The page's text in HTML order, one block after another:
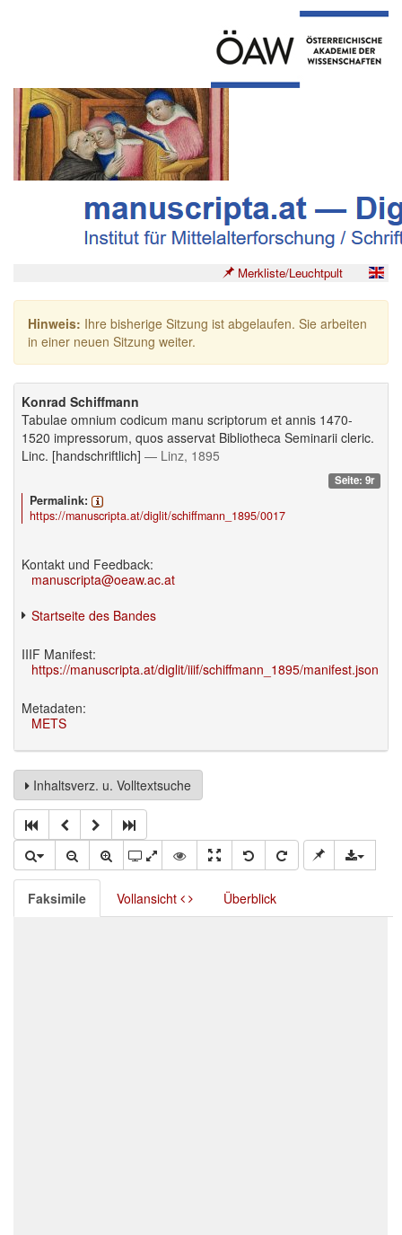
Merkliste/Leuchtpult
Hinweis: Ihre bisherige Sitzung ist abgelaufen. Sie arbeiten
in einer neuen Sitzung weiter.
Konrad Schiffmann
Tabulae omnium codicum manu scriptorum et annis 1470-
1520 impressorum, quos asservat Bibliotheca Seminarii cleric.
Linc. [handschriftlich] — Linz, 1895
Seite: 9r
Permalink:
https://manuscripta.at/diglit/schiffmann_1895/0017
Kontakt und Feedback:
manuscripta@oeaw.ac.at
Startseite des Bandes
IIIF Manifest:
https://manuscripta.at/diglit/iiif/schiffmann_1895/manifest.json
Metadaten:
METS
Inhaltsverz. u. Volltextsuche
Faksimile Vollansicht Überblick